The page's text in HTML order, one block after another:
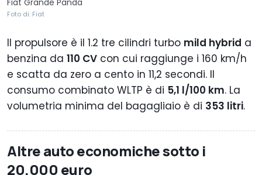
Fiat Grande Panda
Foto di: Fiat
Il propulsore è il 1.2 tre cilindri turbo mild hybrid a
benzina da 110 CV con cui raggiunge i 160 km/h
e scatta da zero a cento in 11,2 secondi. Il
consumo combinato WLTP è di 5,1 l/100 km. La
volumetria minima del bagagliaio è di 353 litri.
Altre auto economiche sotto i
20.000 euro